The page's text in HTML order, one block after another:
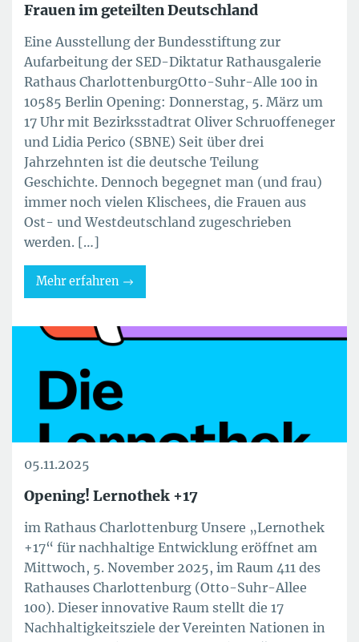
Frauen im geteilten Deutschland
Eine Ausstellung der Bundesstiftung zur
Aufarbeitung der SED-Diktatur Rathausgalerie
Rathaus CharlottenburgOtto-Suhr-Alle 100 in
10585 Berlin Opening: Donnerstag, 5. März um
17 Uhr mit Bezirksstadtrat Oliver Schruoffeneger
und Lidia Perico (SBNE) Seit über drei
Jahrzehnten ist die deutsche Teilung
Geschichte. Dennoch begegnet man (und frau)
immer noch vielen Klischees, die Frauen aus
Ost- und Westdeutschland zugeschrieben
werden. […]
Mehr erfahren
05.11.2025
Opening! Lernothek +17
im Rathaus Charlottenburg Unsere „Lernothek
+17“ für nachhaltige Entwicklung eröffnet am
Mittwoch, 5. November 2025, im Raum 411 des
Rathauses Charlottenburg (Otto-Suhr-Allee
100). Dieser innovative Raum stellt die 17
Nachhaltigkeitsziele der Vereinten Nationen in